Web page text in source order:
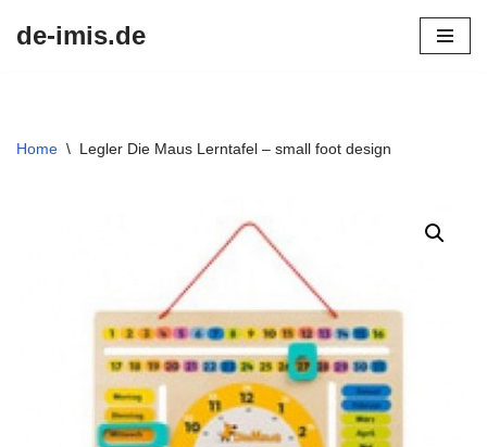
de-imis.de
Home \ Legler Die Maus Lerntafel – small foot design